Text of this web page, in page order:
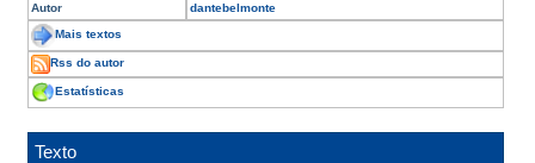
Autor dantebelmonte
Mais textos
Rss do autor
Estatísticas
Texto